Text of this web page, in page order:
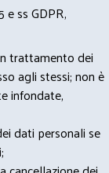
e ss GDPR,
trattamento dei
agli stessi; non è
infondate,
dati personali se